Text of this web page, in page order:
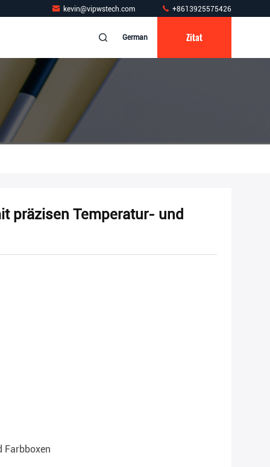
kevin@vipwstech.com +8613925575426
German Zitat
präzisen Temperatur- und
Farbboxen